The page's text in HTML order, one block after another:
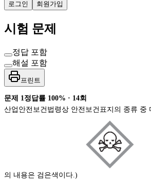
로그인 회원가입
시험 문제
정답 포함
해설 포함
프린트
문제 1 정답률 100% · 14회
산업안전보건법령상 안전보건표지의 종류
의 내용은 검은색이다.)